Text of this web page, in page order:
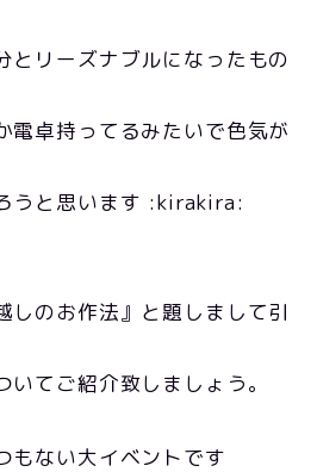
とリーズナブルになったもの
電卓持ってるみたいで色気が
うと思います :kirakira:
しのお作法』と題しまして引
てご紹介致しましょう。
もない大イベントです